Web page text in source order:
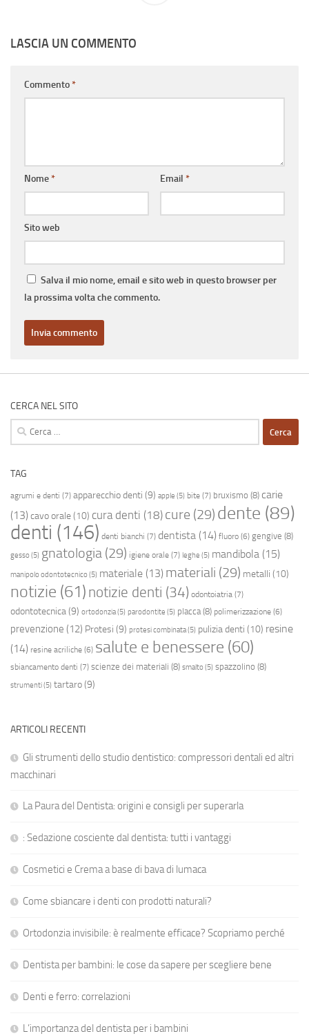
LASCIA UN COMMENTO
Commento*
Nome* Email *
Sito web
Salva il mio nome, email e sito web in questo browser per
la prossima volta che commento.
CERCA NEL SITO
Ricerca
per:
TAG
agrumi e denti (7) apparecchio denti (9) apple (5) bite (7) bruxismo (8) carie
(13) cavo orale(10) cura denti (18) cure (29) dente (89)
denti (146) denti bianchi (7) dentista (14) fluoro (6) gengive (8)
gesso(5) gnatologia (29) igiene orale (7) leghe (5) mandibola (15)
manipolo odontotecnico(5) materiale (13) materiali (29) metalli (10)
notizie (61) notizie denti (34) odontoiatria (7)
odontotecnica (9) ortodonzia(5) parodontite (5) placca(8) polimerizzazione (6)
prevenzione (12) Protesi (9) protesi combinata(5) pulizia denti (10) resine
(14) resine acriliche (6) salute e benessere (60)
sbiancamento denti (7) scienze dei materiali (8) smalto(5) spazzolino (8)
strumenti(5) tartaro(9)
ARTICOLI RECENTI
Gli strumenti dello studio dentistico: compressori dentali ed altri
macchinari
La Paura del Dentista: origini e consigli per superarla
: Sedazione cosciente dal dentista: tutti i vantaggi
Cosmetici e Crema a base di bava di lumaca
Come sbiancare i denti con prodotti naturali?
Ortodonzia invisibile: è realmente efficace? Scopriamo perché
Dentista per bambini: le cose da sapere per scegliere bene
Denti e ferro: correlazioni
L’importanza del dentista per i bambini